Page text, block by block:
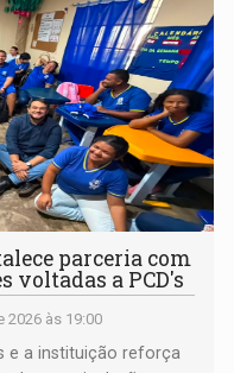
parceria com
voltadas a PCD's
2026 às 19:00
e a instituição reforça